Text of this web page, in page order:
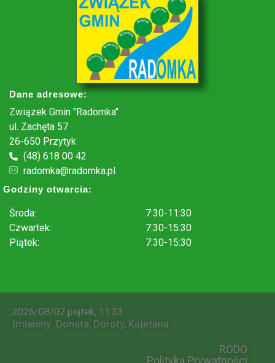
Dane adresowe:
Związek Gmin "Radomka"
ul. Zachęta 57
26-650 Przytyk
(48) 618 00 42
radomka@radomka.pl
Godziny otwarcia:
Środa:
Czwartek:
Piątek:
7:30-11:30
7:30-15:30
7:30-15:30
2026/08/07 piątek, 11:33
Imieniny: Donata, Doroty, Kajetana
RODO
Polityka Prywatności